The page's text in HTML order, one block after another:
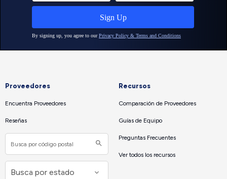
Proveedores
Encuentra Proveedores
Reseñas
Recursos
Comparación de Proveedores
Guías de Equipo
Preguntas Frecuentes
Ver todos los recursos